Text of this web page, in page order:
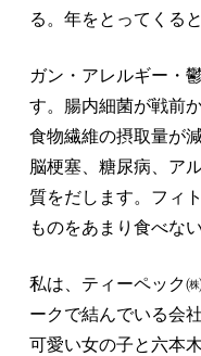
る。年をとってくる
ガン・アレルギー・
す。腸内細菌が戦前
食物繊維の摂取量が
脳梗塞、糖尿病、ア
質をだします。フィ
ものをあまり食べな
私は、ティーペック
ークで結んでいる会
可愛い女の子と六本